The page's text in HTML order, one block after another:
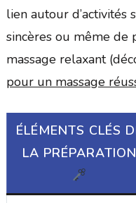
lien autour d’activités
sincères ou même de
massage relaxant
pour un massage
ÉLÉMENTS CLÉS
LA PRÉPARATION